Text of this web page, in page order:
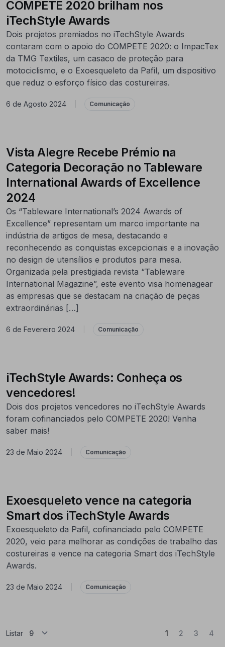
COMPETE 2020 brilham nos
iTechStyle Awards
Dois projetos premiados no iTechStyle Awards
contaram com o apoio do COMPETE 2020: o ImpacTex
da TMG Textiles, um casaco de proteção para
motociclismo, e o Exoesqueleto da Pafil, um dispositivo
que reduz o esforço físico das costureiras.
6 de Agosto 2024 Comunicação
Vista Alegre Recebe Prémio na
Categoria Decoração no Tableware
International Awards of Excellence
2024
Os “Tableware International’s 2024 Awards of
Excellence” representam um marco importante na
indústria de artigos de mesa, destacando e
reconhecendo as conquistas excepcionais e a inovação
no design de utensílios e produtos para mesa.
Organizada pela prestigiada revista “Tableware
International Magazine”, este evento visa homenagear
as empresas que se destacam na criação de peças
extraordinárias […]
6 de Fevereiro 2024 Comunicação
iTechStyle Awards: Conheça os
vencedores!
Dois dos projetos vencedores no iTechStyle Awards
foram cofinanciados pelo COMPETE 2020! Venha
saber mais!
23 de Maio 2024 Comunicação
Exoesqueleto vence na categoria
Smart dos iTechStyle Awards
Exoesqueleto da Pafil, cofinanciado pelo COMPETE
2020, veio para melhorar as condições de trabalho das
costureiras e vence na categoria Smart dos iTechStyle
Awards.
23 de Maio 2024 Comunicação
Listar 1 (Atual)
2 3 4